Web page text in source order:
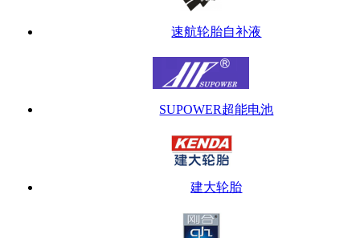
速航轮胎自补液
SUPOWER超能电池
建大轮胎